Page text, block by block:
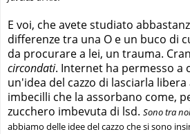
E voi, che avete studiato
differenze tra una O e un buco di
da procurare a lei, un trauma.
circondati. Internet ha permesso a
un'idea del cazzo di lasciarla
imbecilli che la assorbano come,
zucchero imbevuta di lsd. Sono tra
abbiamo delle idee del cazzo che si sono